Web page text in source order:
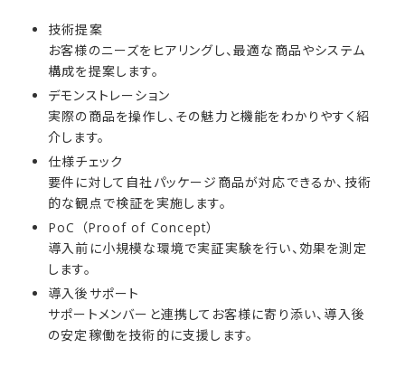
技術提案
お客様のニーズをヒアリングし、最適な商品やシステム
構成を提案します。
デモンストレーション
実際の商品を操作し、その魅力と機能をわかりやすく紹
介します。
仕様チェック
要件に対して自社パッケージ商品が対応できるか、技術
的な観点で検証を実施します。
PoC （Proof of Concept）
導入前に小規模な環境で実証実験を行い、効果を測定
します。
導入後サポート
サポートメンバーと連携してお客様に寄り添い、導入後
の安定稼働を技術的に支援します。